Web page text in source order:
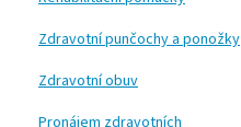
Zdravotní punčochy a ponožky
Zdravotní obuv
Pronájem zdravotních